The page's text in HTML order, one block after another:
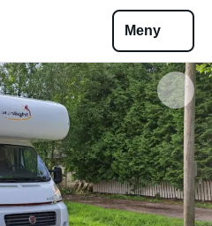
Meny